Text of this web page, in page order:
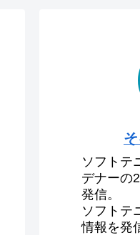
ソフトテ
デナーの
発信。
ソフトテ
情報を発